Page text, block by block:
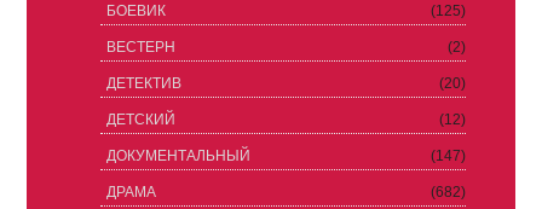
БОЕВИК (125)
ВЕСТЕРН (2)
ДЕТЕКТИВ (20)
ДЕТСКИЙ (12)
ДОКУМЕНТАЛЬНЫЙ (147)
ДРАМА (682)